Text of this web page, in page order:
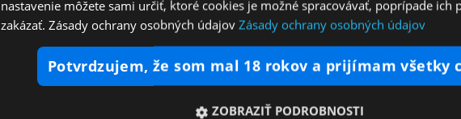
nastavenie môžete sami určiť, ktoré cookies je možné spracovávať, poprípade ich
zakázať. Zásady ochrany osobných údajov Zásady ochrany osobných údajov
potvrdzujem, že som mal 18 rokov a prijímam všetky
ZOBRAZIŤ PODROBNOSTI